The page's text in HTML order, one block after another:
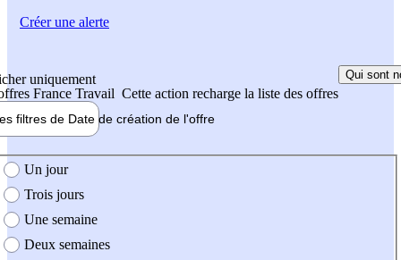
uniquement
France Travail Cette action recharge la liste des offres
Qui sont
filtres de Date de création de l'offre
création de l'offre
Un jour
Trois jours
Une semaine
Deux semaines
Créer une alerte